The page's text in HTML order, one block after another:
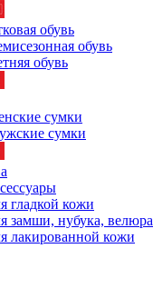
обувь
обувь
обувь
сумки
сумки
гладкой кожи
замши, нубука, велюра
лакированной кожи